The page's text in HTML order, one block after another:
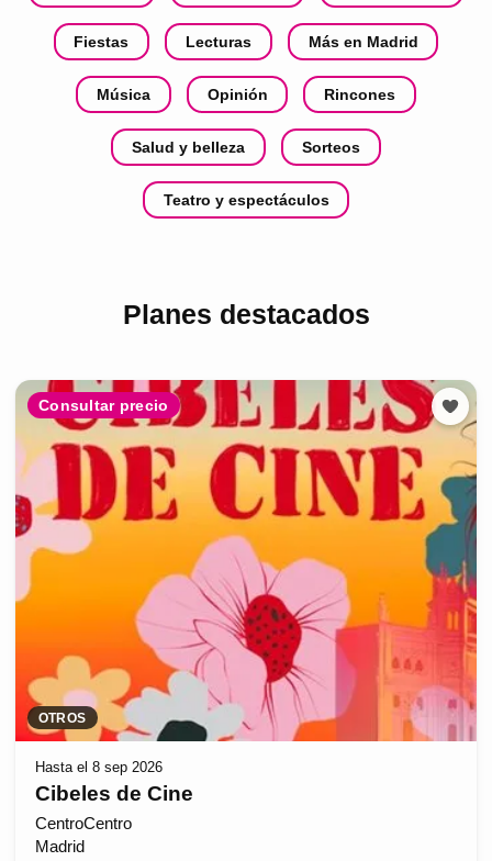
Fiestas Lecturas Más en Madrid
Música Opinión Rincones
Salud y belleza Sorteos
Teatro y espectáculos
Planes destacados
Consultar precio
OTROS
Hasta el 8 sep 2026
Cibeles de Cine
CentroCentro
Madrid